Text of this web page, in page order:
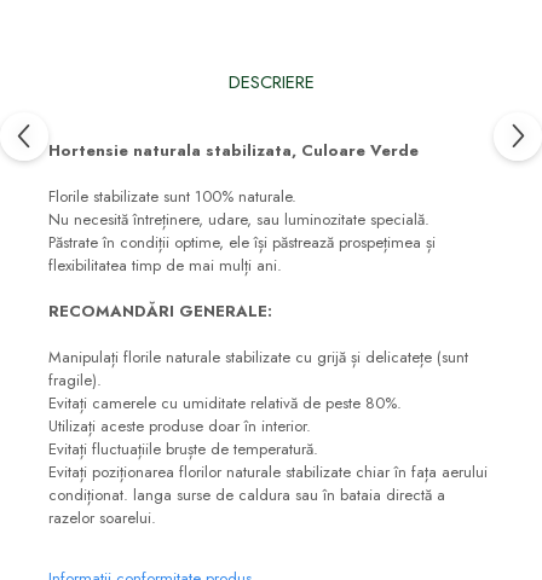
DESCRIERE
Hortensie naturala stabilizata, Culoare Verde
Florile stabilizate sunt 100% naturale.
Nu necesită întreținere, udare, sau luminozitate specială.
Păstrate în condiții optime, ele își păstrează prospețimea și
flexibilitatea timp de mai mulți ani.
RECOMANDĂRI GENERALE:
Manipulați florile naturale stabilizate cu grijă și delicatețe (sunt
fragile).
Evitați camerele cu umiditate relativă de peste 80%.
Utilizați aceste produse doar în interior.
Evitați fluctuațiile bruște de temperatură.
Evitați poziționarea florilor naturale stabilizate chiar în fața aerului
condiționat. langa surse de caldura sau în bataia directă a
razelor soarelui.